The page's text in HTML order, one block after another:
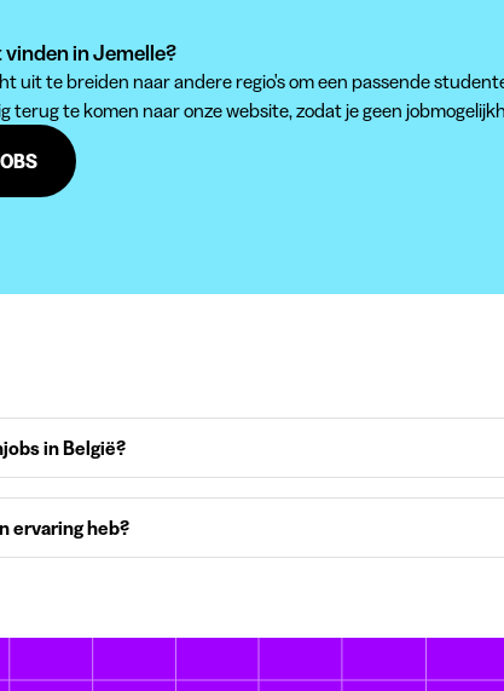
in Jemelle?
uit te breiden naar andere regio's om een passende
terug te komen naar onze website, zodat je geen
in België?
ervaring heb?